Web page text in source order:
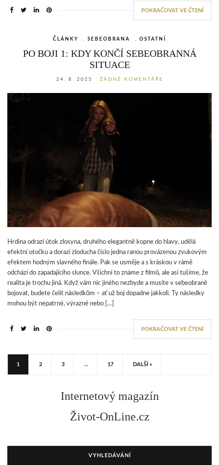
POKRAČOVAT VE ČTENÍ
ČLÁNKY , SEBEOBRANA , OSTATNÍ
PO BOJI 1: KDY KONČÍ SEBEOBRANNÁ
SITUACE
24. 8. 2025 ŽÁDNÉ KOMENTÁŘE
Hrdina odrazí útok zlosyna, druhého elegantně kopne do hlavy, udělá
efektní otočku a dorazí zloducha číslo jedna ranou provázenou zvukovým
efektem hodným slavného finále. Pak se usměje a s kráskou v rámě
odchází do zapadajícího slunce. Všichni to známe z filmů, ale asi tušíme, že
realita je trochu jiná. Když vám nic jiného nezbyde a musíte v sebeobraně
bojovat, budete čelit následkům – ať už boj dopadne jakkoli. Ty následky
mohou být nepatrné, výrazné nebo […]
POKRAČOVAT VE ČTENÍ
1 2 3 … 17 DALŠÍ »
Internetový magazín
Život-OnLine.cz
VYHLEDÁVÁNÍ